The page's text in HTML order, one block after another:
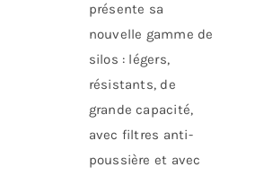
présente sa
nouvelle gamme de
silos : légers,
résistants, de
grande capacité,
avec filtres anti-
poussière et avec